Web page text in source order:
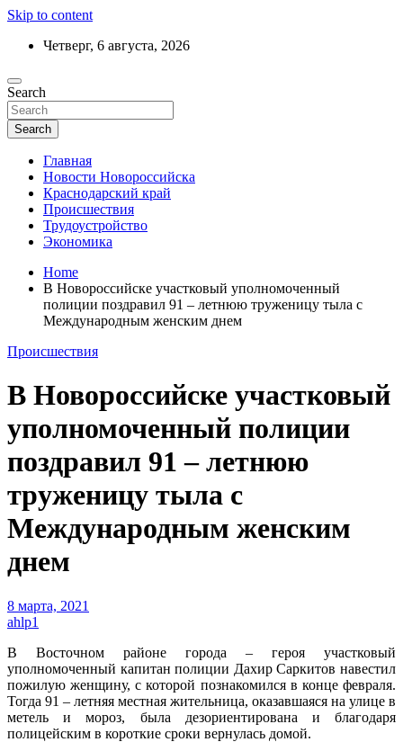
Skip to content
Четверг, 6 августа, 2026
Актуальные новости Новороссийска и
Краснодарского края
Ежедневный дайджест событий региона
Search
Search
Главная
Новости Новороссийска
Краснодарский край
Происшествия
Трудоустройство
Экономика
Home
В Новороссийске участковый уполномоченный
полиции поздравил 91 – летнюю труженицу тыла с
Международным женским днем
Происшествия
В Новороссийске участковый
уполномоченный полиции
поздравил 91 – летнюю
труженицу тыла с
Международным женским
днем
8 марта, 2021
ahlp1
В Восточном районе города – героя участковый
уполномоченный капитан полиции Дахир Саркитов навестил
пожилую женщину, с которой познакомился в конце февраля.
Тогда 91 – летняя местная жительница, оказавшаяся на улице в
метель и мороз, была дезориентирована и благодаря
полицейским в короткие сроки вернулась домой.